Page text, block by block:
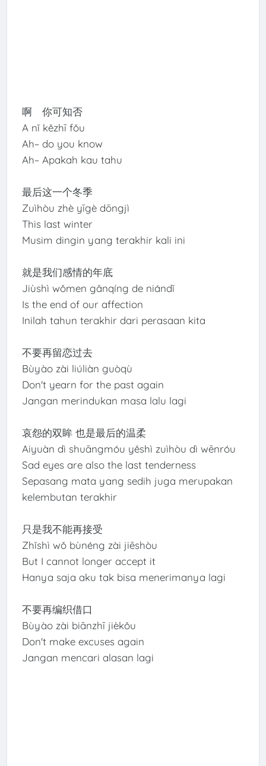
啊 你可知否
A nǐ kězhī fǒu
Ah~ do you know
Ah~ Apakah kau tahu
最后这一个冬季
Zuìhòu zhè yīgè dōngjì
This last winter
Musim dingin yang terakhir kali ini
就是我们感情的年底
Jiùshì wǒmen gǎnqíng de niándǐ
Is the end of our affection
Inilah tahun terakhir dari perasaan kita
不要再留恋过去
Bùyào zài liúliàn guòqù
Don't yearn for the past again
Jangan merindukan masa lalu lagi
哀怨的双眸 也是最后的温柔
Aiyuàn dì shuāngmóu yěshì zuìhòu dì wēnróu
Sad eyes are also the last tenderness
Sepasang mata yang sedih juga merupakan
kelembutan terakhir
只是我不能再接受
Zhǐshì wǒ bùnéng zài jiēshòu
But I cannot longer accept it
Hanya saja aku tak bisa menerimanya lagi
不要再编织借口
Bùyào zài biānzhī jièkǒu
Don't make excuses again
Jangan mencari alasan lagi